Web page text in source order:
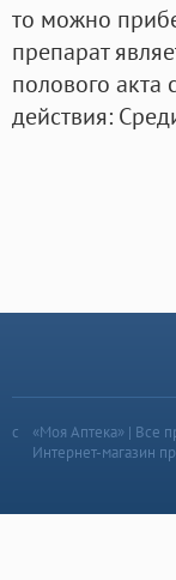
то можно
препарат
полового акта
действия:
«Моя Аптека» | Все
Интернет-магазин